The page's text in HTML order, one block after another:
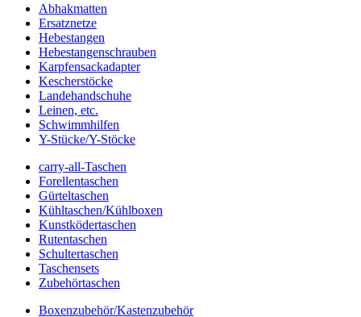
Abhakmatten
Ersatznetze
Hebestangen
Hebestangenschrauben
Karpfensackadapter
Kescherstöcke
Landehandschuhe
Leinen, etc.
Schwimmhilfen
Y-Stücke/Y-Stöcke
carry-all-Taschen
Forellentaschen
Gürteltaschen
Kühltaschen/Kühlboxen
Kunstködertaschen
Rutentaschen
Schultertaschen
Taschensets
Zubehörtaschen
Boxenzubehör/Kastenzubehör